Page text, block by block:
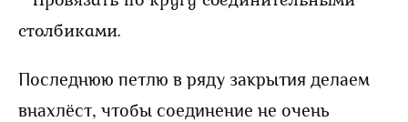
Последнюю петлю в ряду закрытия делаем
внахлёст, чтобы соединение не очень